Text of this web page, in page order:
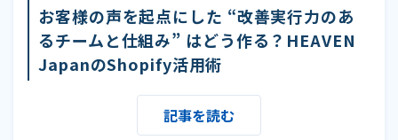
お客様の声を起点にした “改善実行力のあ
るチームと仕組み” はどう作る？HEAVEN
JapanのShopify活用術
記事を読む